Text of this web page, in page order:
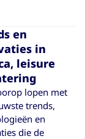
en
in
leisure
lopen met
trends,
en
die de